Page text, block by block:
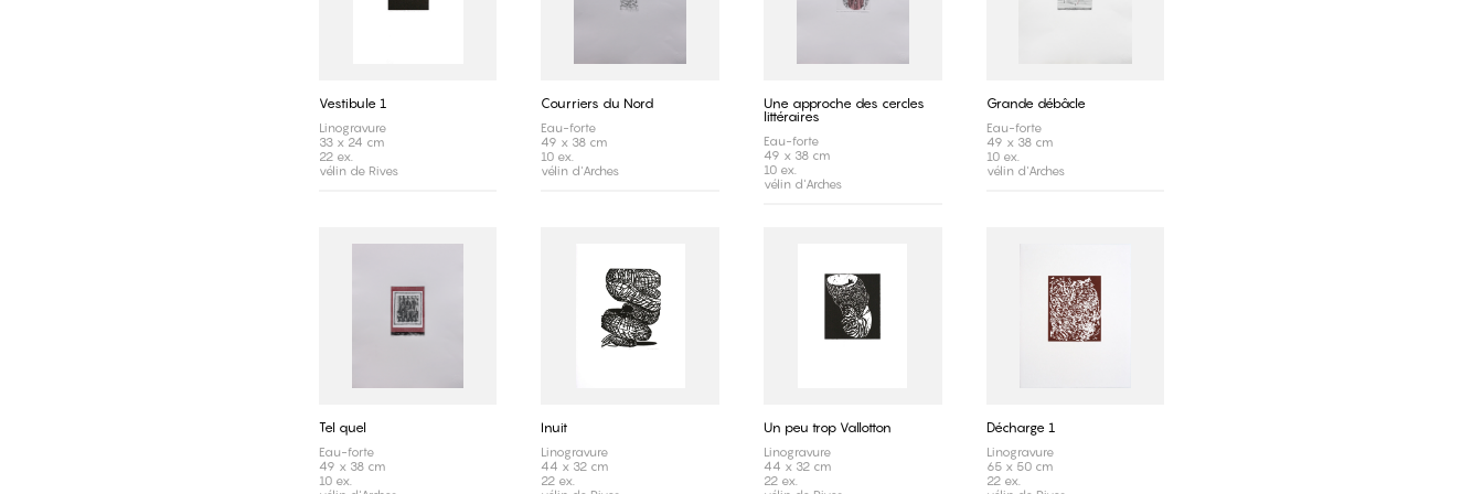
Vestibule 1
Linogravure
33 x 24 cm
22 ex.
vélin de Rives
Courriers du Nord
Eau-forte
49 x 38 cm
10 ex.
vélin d'Arches
Une approche des cercles
littéraires
Eau-forte
49 x 38 cm
10 ex.
vélin d'Arches
Grande débâcle
Eau-forte
49 x 38 cm
10 ex.
vélin d'Arches
Tel quel
Eau-forte
49 x 38 cm
10 ex.
Inuit
Linogravure
44 x 32 cm
22 ex.
Un peu trop Vallotton
Linogravure
44 x 32 cm
22 ex.
Décharge 1
Linogravure
65 x 50 cm
22 ex.